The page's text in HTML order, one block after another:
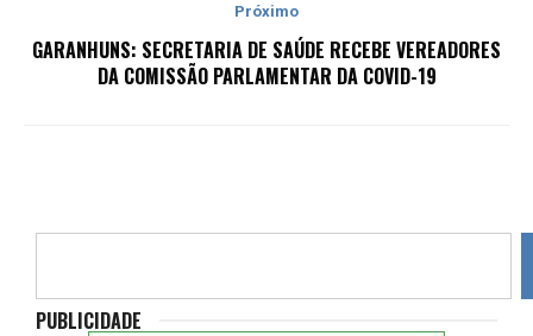
Próximo
GARANHUNS: SECRETARIA DE SAÚDE RECEBE VEREADORES
DA COMISSÃO PARLAMENTAR DA COVID-19
PUBLICIDADE